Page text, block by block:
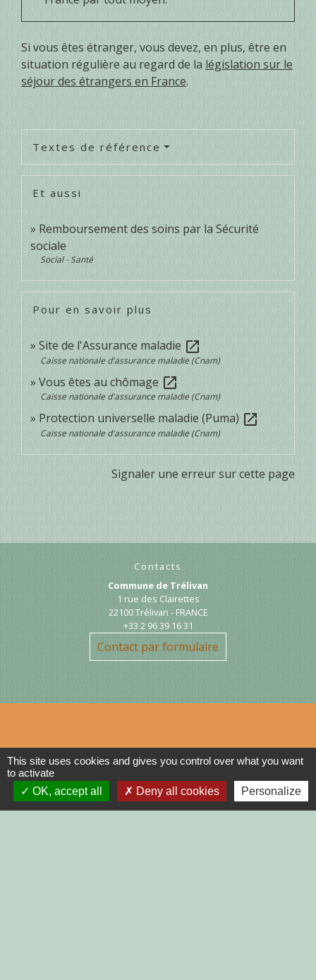
Si vous êtes étranger, vous devez, en plus, être en
situation régulière au regard de la législation sur le
séjour des étrangers en France.
Textes de référence
Et aussi
Remboursement des soins par la Sécurité
sociale
Social - Santé
Pour en savoir plus
Site de l'Assurance maladie open_in_new
Caisse nationale d'assurance maladie (Cnam)
Vous êtes au chômage open_in_new
Caisse nationale d'assurance maladie (Cnam)
Protection universelle maladie (Puma) open_in_new
Caisse nationale d'assurance maladie (Cnam)
Signaler une erreur sur cette page
Contacts
Commune de Trélivan
1 rue des Clairettes
22100 Trélivan - FRANCE
+33 2 96 39 16 31
Contact par formulaire
Liens
DINAN AGGLO
This site uses cookies and gives you control over what you want
to activate
OK, accept all
Deny all cookies Personalize